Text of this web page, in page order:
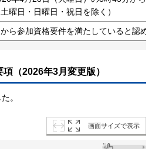
土曜日・日曜日・祝日を除く）
ら参加資格要件を満たしていると認め
項（2026年3月変更版）
。
画面サイズで表示